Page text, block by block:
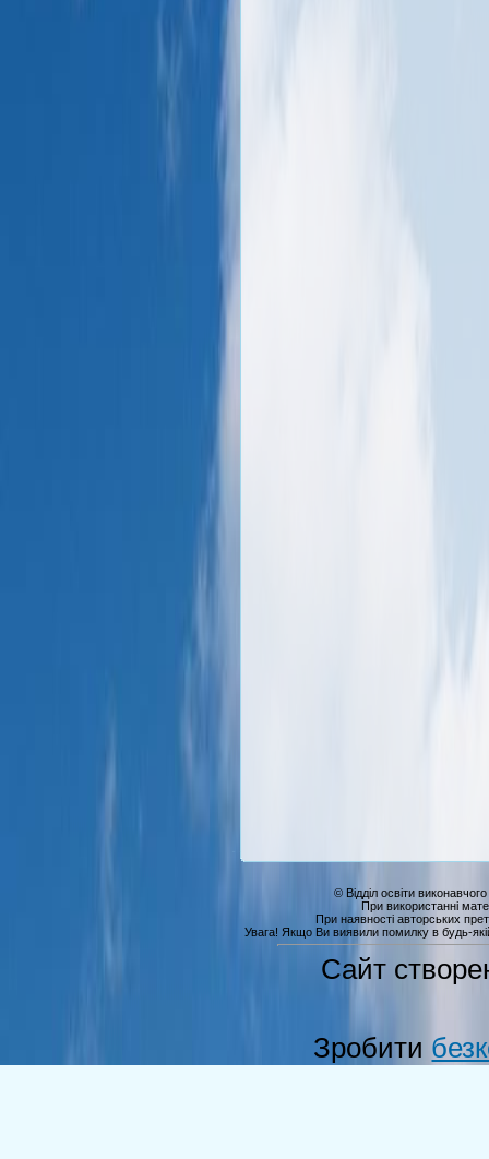
© Відділ освіти
При використанні
При наявності авторських
Увага! Якщо Ви виявили помилку в будь-якій
Сайт
Зробити